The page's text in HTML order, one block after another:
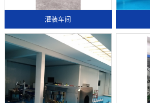
灌装车间